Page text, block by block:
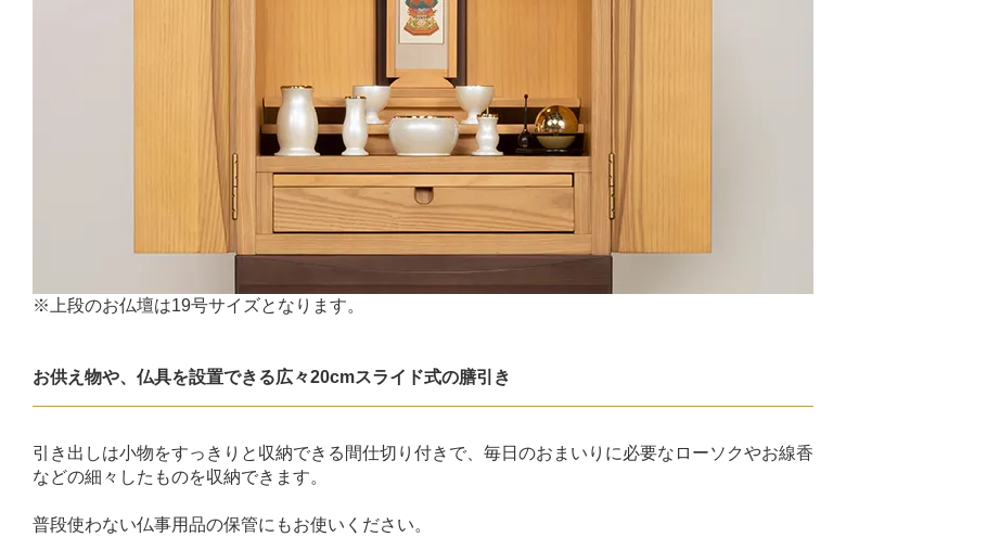
※上段のお仏壇は19号サイズとなります。
お供え物や、仏具を設置できる広々20cmスライド式の膳引き
引き出しは小物をすっきりと収納できる間仕切り付きで、毎日のおまいりに必要なローソクやお線香
などの細々したものを収納できます。
普段使わない仏事用品の保管にもお使いください。